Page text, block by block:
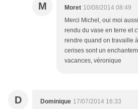
M Moret 10/08/2014 08:49
Merci Michel, oui moi
rendu du vase en terre et
rendre quand on travaille
cerises sont un
vacances, véronique
D Dominique 17/07/2014 16:33